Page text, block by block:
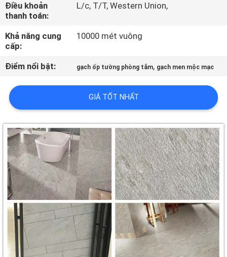
KIỂM
SOÁT
CHẤT
LƯỢNG
LIÊN
HỆ
VỚI
CHÚNG
TÔI
YÊU
CẦU
ĐẶT
GIÁ
Điều khoản
thanh toán:
L/c, T/T, Western Union,
Khả năng cung
cấp:
10000 mét vuông
Điểm nổi bật: gạch ốp tường phòng tắm, gạch men mộc mạc
GIÁ TỐT NHẤT